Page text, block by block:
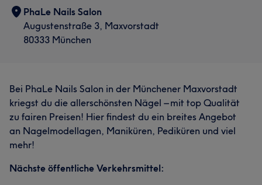
PhaLe Nails Salon
Augustenstraße 3, Maxvorstadt
80333 München
Bei PhaLe Nails Salon in der Münchener Maxvorstadt
kriegst du die allerschönsten Nägel – mit top Qualität
zu fairen Preisen! Hier findest du ein breites Angebot
an Nagelmodellagen, Maniküren, Pediküren und viel
mehr!
Nächste öffentliche Verkehrsmittel: